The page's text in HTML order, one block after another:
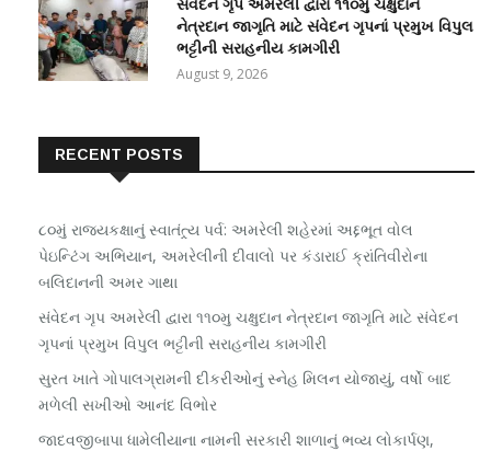
સંવેદન ગૃપ અમરેલી દ્વારા ૧૧૦મુ ચક્ષુદાન
નેત્રદાન જાગૃતિ માટે સંવેદન ગૃપનાં પ્રમુખ વિપુલ
ભટ્ટીની સરાહનીય કામગીરી
August 9, 2026
RECENT POSTS
૮૦મું રાજ્યકક્ષાનું સ્વાતંત્ર્ય પર્વ: અમરેલી શહેરમાં અદ્દભૂત વોલ
પેઇન્ટિંગ અભિયાન, અમરેલીની દીવાલો પર કંડારાઈ ક્રાંતિવીરોના
બલિદાનની અમર ગાથા
સંવેદન ગૃપ અમરેલી દ્વારા ૧૧૦મુ ચક્ષુદાન નેત્રદાન જાગૃતિ માટે સંવેદન
ગૃપનાં પ્રમુખ વિપુલ ભટ્ટીની સરાહનીય કામગીરી
સુરત ખાતે ગોપાલગ્રામની દીકરીઓનું સ્નેહ મિલન યોજાયું, વર્ષો બાદ
મળેલી સખીઓ આનંદ વિભોર
જાદવજીબાપા ધામેલીયાના નામની સરકારી શાળાનું ભવ્ય લોકાર્પણ,